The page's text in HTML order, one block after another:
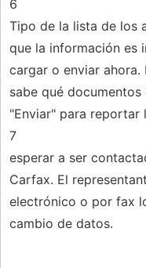
6
Tipo de la lista de los
que la información es
cargar o enviar
sabe qué
"Enviar" para reportar
7
esperar a ser
Carfax. El
electrónico o por fax
cambio de datos.